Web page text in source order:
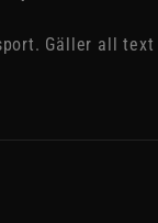
Gäller all text